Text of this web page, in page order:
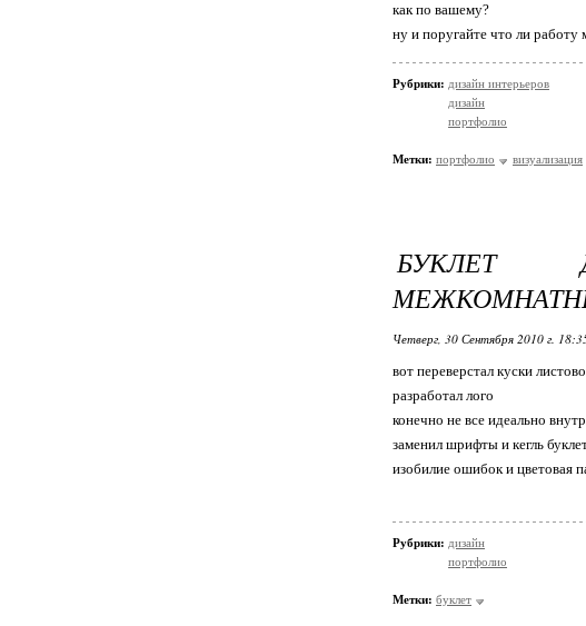
как по вашему?
ну и поругайте что ли
Рубрики: дизайн интерьеров
дизайн
портфолио
Метки: портфолио визуализация
БУКЛЕТ
Четверг, 30 Сентября 2010 г.
вот переверстал куски
разработал лого
конечно не все идеально
заменил шрифты и кегль
изобилие ошибок и цветовая
Рубрики: дизайн
портфолио
Метки: буклет